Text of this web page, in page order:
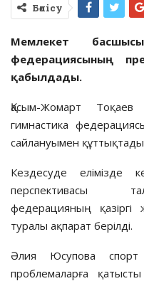
Бөлісу
Мемлекет
федерациясының
қабылдады.
Қасым-Жомарт
гимнастика
сайлануымен
Кездесуде елімізде
перспективасы
федерацияның
туралы ақпарат берілді.
Әлия Юсупова спорт
проблемаларға